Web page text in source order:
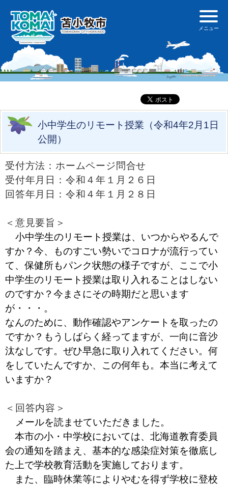
小中学生のリモート授業（令和4年2月1日
公開）
受付方法：ホームページ問合せ
受付年月日：令和４年１月２６日
回答年月日：令和４年１月２８日
＜意見要旨＞
小中学生のリモート授業は、いつからやるんで
すか？今、ものすごい勢いでコロナが流行ってい
て、保健所もパンク状態の様子ですが、ここで小
中学生のリモート授業は取り入れることはしない
のですか？今まさにその時期だと思います
が・・・。
なんのために、動作確認やアンケートを取ったの
ですか？もうしばらく経ってますが、一向に音沙
汰なしです。ぜひ早急に取り入れてください。何
をしていたんですか、この何年も。本当に考えて
いますか？
＜回答内容＞
メールを読ませていただきました。
本市の小・中学校においては、北海道教育委員
会の通知を踏まえ、基本的な感染症対策を徹底し
た上で学校教育活動を実施しております。
また、臨時休業等によりやむを得ず学校に登校